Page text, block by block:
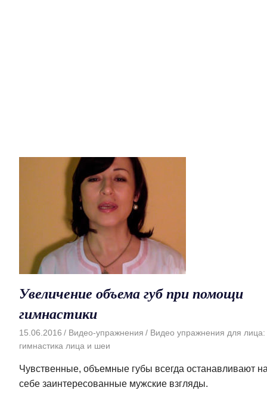
Увеличение объема губ при помощи
гимнастики
15.06.2016 Видео-упражнения
Видео упражнения для лица:
гимнастика лица и шеи
Чувственные, объемные губы всегда останавливают
себе заинтересованные мужские взгляды.